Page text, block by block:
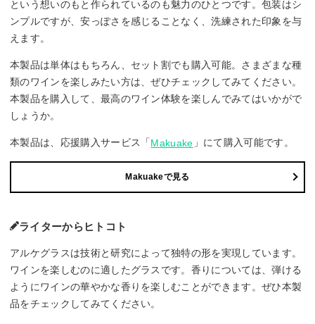
という想いのもと作られているのも魅力のひとつです。包装はシ
ンプルですが、安っぽさを感じることなく、洗練された印象を与
えます。
本製品は単体はもちろん、セット割でも購入可能。さまざまな種
類のワインを楽しみたい方は、ぜひチェックしてみてください。
本製品を購入して、最高のワイン体験を楽しんでみてはいかがで
しょうか。
本製品は、応援購入サービス「Makuake 」にて購入可能です。
Makuakeで見る
ライターからヒトコト
アルケグラスは技術と研究によって独特の形を実現しています。
ワインを楽しむのに適したグラスです。香りについては、弾ける
ようにワインの華やかな香りを楽しむことができます。ぜひ本製
品をチェックしてみてください。